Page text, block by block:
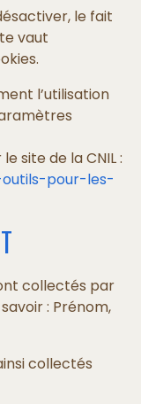
le fait
vaut
l’utilisation
site de la CNIL :
pour-les-
collectés par
: Prénom,
collectés